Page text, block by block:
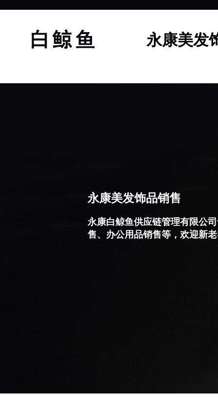
永康美发
永康美发饰品销售
永康白鲸鱼供应链管理有限公
售、办公用品销售等，欢迎新